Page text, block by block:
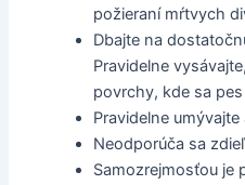
požieraní mŕtvych
Dbajte na
Pravidelne
povrchy, kde sa
Pravidelne
Neodporúča sa
Samozrejmosťou je